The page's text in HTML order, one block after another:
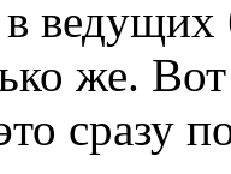
в
же.
сразу